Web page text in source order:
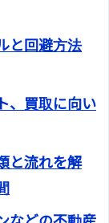
と回避方法
、買取に向い
と流れを解